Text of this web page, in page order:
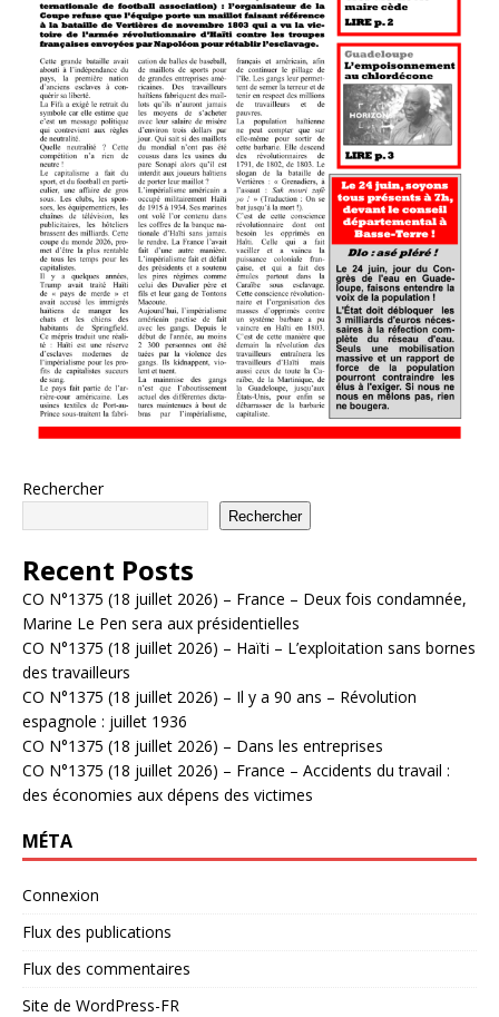
Rechercher
Rechercher
Recent Posts
CO N°1375 (18 juillet 2026) – France – Deux fois condamnée,
Marine Le Pen sera aux présidentielles
CO N°1375 (18 juillet 2026) – Haïti – L’exploitation sans bornes
des travailleurs
CO N°1375 (18 juillet 2026) – Il y a 90 ans – Révolution
espagnole : juillet 1936
CO N°1375 (18 juillet 2026) – Dans les entreprises
CO N°1375 (18 juillet 2026) – France – Accidents du travail :
des économies aux dépens des victimes
MÉTA
Connexion
Flux des publications
Flux des commentaires
Site de WordPress-FR